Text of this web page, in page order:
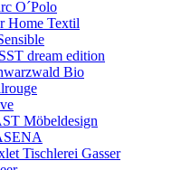
O´Polo
Home Textil
dream edition
Bio
Möbeldesign
Tischlerei Gasser